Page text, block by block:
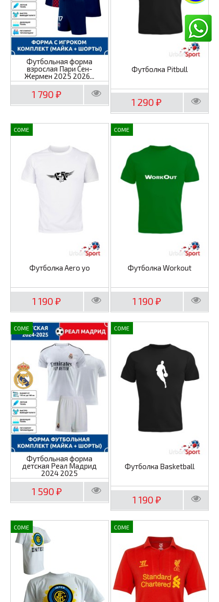
Футбольная форма
взрослая Пари Сен-
Жермен 2025 2026...
1 790₽
Футболка Pitbull
1 290₽
COME
Футболка Aero yo
1 190₽
COME
Футболка Workout
1 190 ₽
COME
Футбольная форма
детская Реал Мадрид
2024 2025
1 590 ₽
COME
Футболка Basketball
1 190 ₽
COME COME